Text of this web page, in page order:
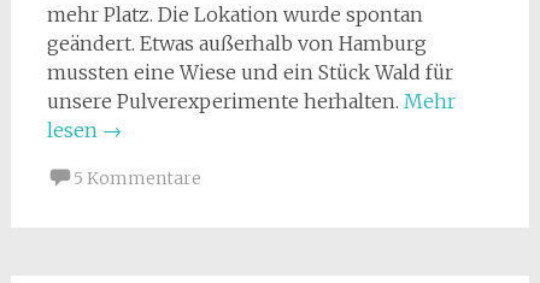
mehr Platz. Die Lokation wurde spontan
geändert. Etwas außerhalb von Hamburg
mussten eine Wiese und ein Stück Wald für
unsere Pulverexperimente herhalten. Mehr
lesen →
5 Kommentare